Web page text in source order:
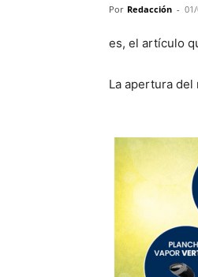
Por Redacción -
es, el artículo
La apertura del